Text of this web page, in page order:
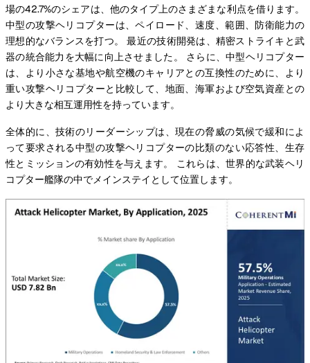
場の42.7%のシェアは、他のタイプ上のさまざまな利点を借ります。
中型の攻撃ヘリコプターは、ペイロード、速度、範囲、防衛能力の
理想的なバランスを打つ。 最近の技術開発は、精密ストライキと武
器の統合能力を大幅に向上させました。 さらに、中型ヘリコプター
は、より小さな基地や航空機のキャリアとの互換性のために、より
重い攻撃ヘリコプターと比較して、地面、海軍および空気資産との
より大きな相互運用性を持っています。
全体的に、技術のリーダーシップは、現在の脅威の気候で緩和によ
って要求される中型の攻撃ヘリコプターの比類のない応答性、生存
性とミッションの有効性を与えます。 これらは、世界的な武装ヘリ
コプター艦隊の中でメインステイとして位置します。